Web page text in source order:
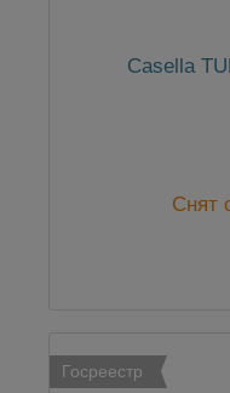
Casella
Снят
Госреестр